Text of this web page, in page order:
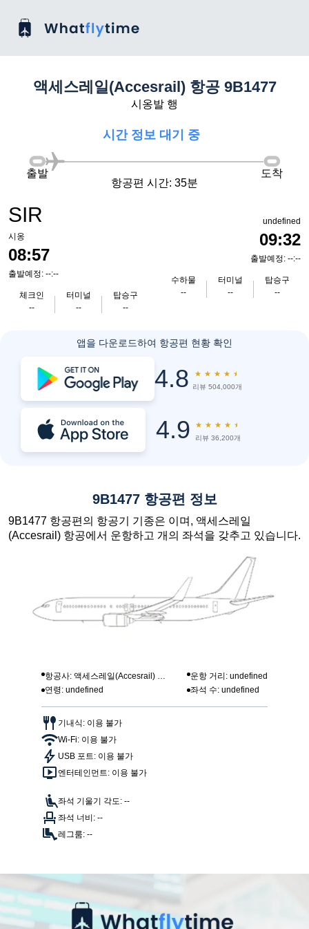
액세스레일(Accesrail) 항공 9B1477
시옹발 행
시간 정보 대기 중
SIR
시옹
08:57
출발예정: --:--
체크인
--
터미널
--
탑승구
--
출발
항공편 시간: 35분
도착
undefined
09:32
출발예정: --:--
수하물
--
터미널
--
탑승구
--
앱을 다운로드하여 항공편 현황 확인
4.8 ★ ★ ★ ★ ★
리뷰 504,000개
4.9 ★ ★ ★ ★ ★
리뷰 36,200개
9B1477 항공편 정보
9B1477 항공편의 항공기 기종은 이며, 액세스레일
(Accesrail) 항공에서 운항하고 개의 좌석을 갖추고 있습니다.
항공사: 액세스레일(Accesrail) 항
공
운항 거리: undefined
연령: undefined
좌석 수: undefined
기내식: 이용 불가
Wi-Fi: 이용 불가
USB 포트: 이용 불가
엔터테인먼트: 이용 불가
좌석 기울기 각도: --
좌석 너비: --
레그룸: --